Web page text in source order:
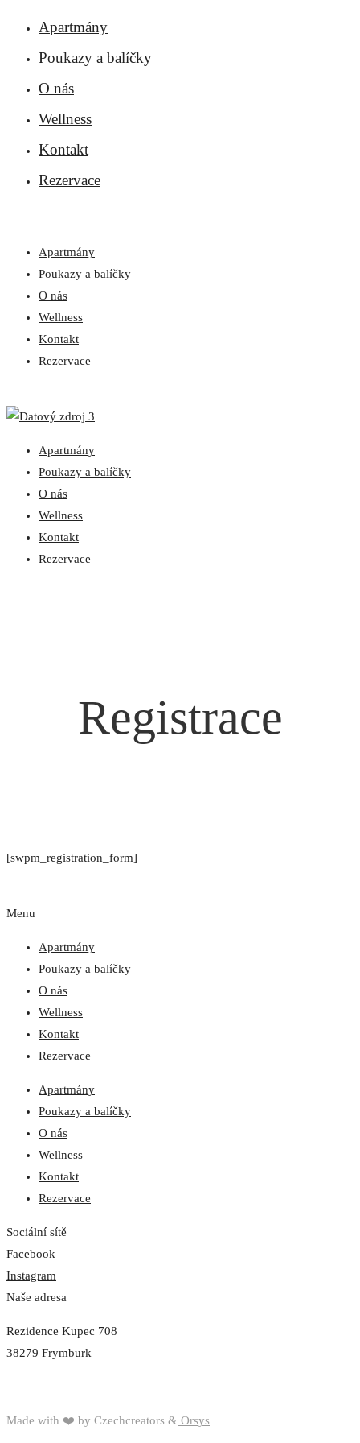
Apartmány
Poukazy a balíčky
O nás
Wellness
Kontakt
Rezervace
Apartmány
Poukazy a balíčky
O nás
Wellness
Kontakt
Rezervace
Apartmány
Poukazy a balíčky
O nás
Wellness
Kontakt
Rezervace
Registrace
[swpm_registration_form]
Menu
Apartmány
Poukazy a balíčky
O nás
Wellness
Kontakt
Rezervace
Apartmány
Poukazy a balíčky
O nás
Wellness
Kontakt
Rezervace
Sociální sítě
Facebook
Instagram
Naše adresa
Rezidence Kupec 708
38279 Frymburk
Made with ❤️ by Czechcreators & Orsys